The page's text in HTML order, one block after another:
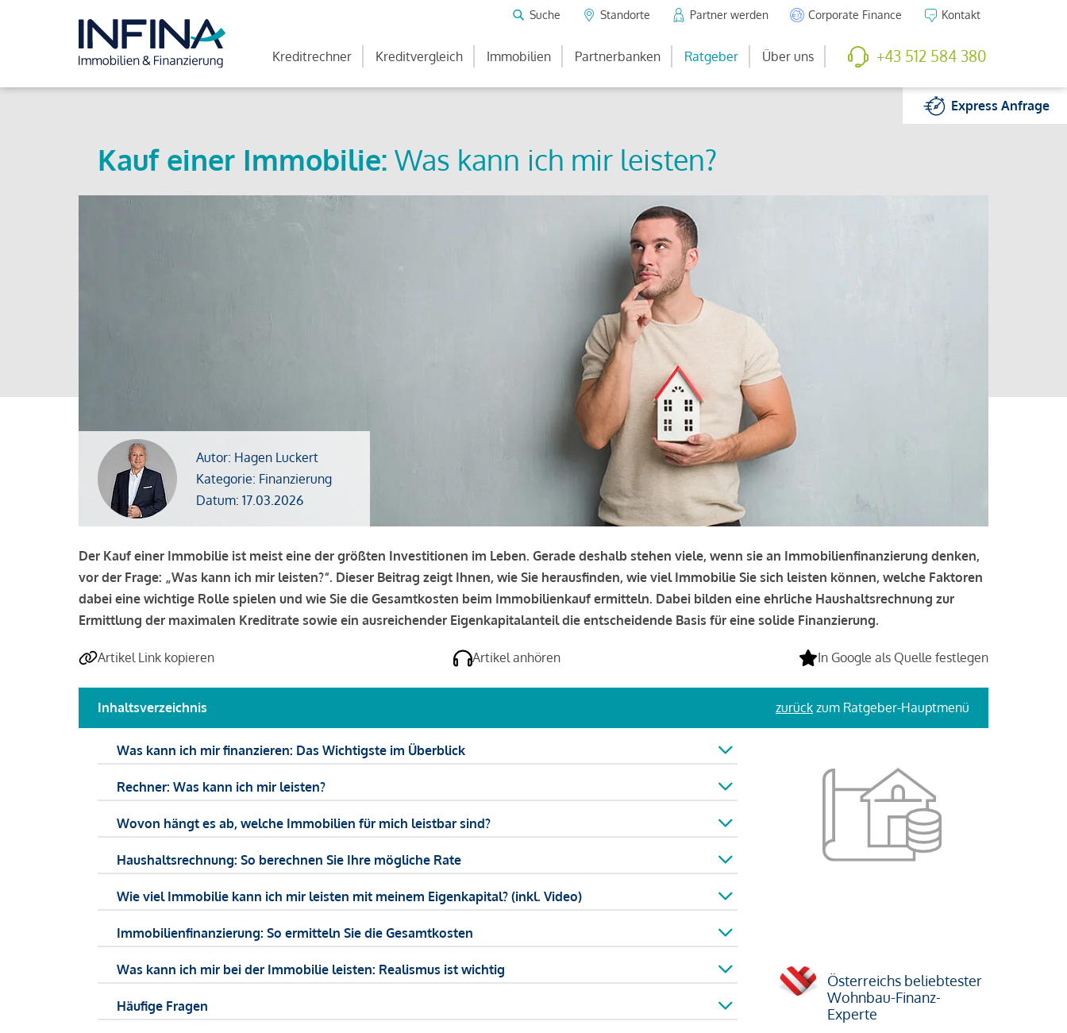
Suche Standorte Partner werden Corporate Finance Kontakt
Kreditrechner Kreditvergleich Immobilien Partnerbanken Ratgeber Über uns +43 512 584 380
ExpressAnfrage
Kauf einer Immobilie: Was kann ich mir leisten?
Autor: Hagen Luckert
Kategorie: Finanzierung
Datum: 17.03.2026
Der Kauf einer Immobilie ist meist eine der größten Investitionen im Leben. Gerade deshalb stehen viele, wenn sie an Immobilienfinanzierung denken,
vor der Frage: „Was kann ich mir leisten?“. Dieser Beitrag zeigt Ihnen, wie Sie herausfinden, wie viel Immobilie Sie sich leisten können, welche Faktoren
dabei eine wichtige Rolle spielen und wie Sie die Gesamtkosten beim Immobilienkauf ermitteln. Dabei bilden eine ehrliche Haushaltsrechnung zur
Ermittlung der maximalen Kreditrate sowie ein ausreichender Eigenkapitalanteil die entscheidende Basis für eine solide Finanzierung.
Artikel Link kopieren Artikel anhören In Google als Quelle festlegen
Inhaltsverzeichnis zurück zum Ratgeber-Hauptmenü
Was kann ich mir finanzieren: Das Wichtigste im Überblick
Rechner: Was kann ich mir leisten?
Wovon hängt es ab, welche Immobilien für mich leistbar sind?
Haushaltsrechnung: So berechnen Sie Ihre mögliche Rate
Wie viel Immobilie kann ich mir leisten mit meinem Eigenkapital? (inkl. Video)
Immobilienfinanzierung: So ermitteln Sie die Gesamtkosten
Was kann ich mir bei der Immobilie leisten: Realismus ist wichtig
Häufige Fragen
Österreichs beliebtester
Wohnbau-Finanz-
Experte